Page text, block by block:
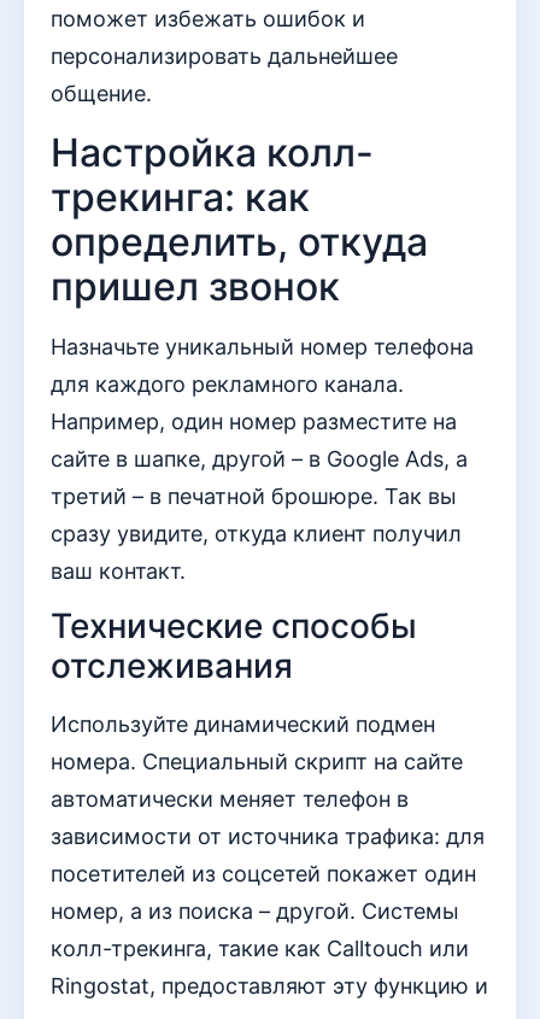
поможет избежать ошибок и
персонализировать дальнейшее
общение.
Настройка колл-
трекинга: как
определить, откуда
пришел звонок
Назначьте уникальный номер телефона
для каждого рекламного канала.
Например, один номер разместите на
сайте в шапке, другой – в Google Ads, а
третий – в печатной брошюре. Так вы
сразу увидите, откуда клиент получил
ваш контакт.
Технические способы
отслеживания
Используйте динамический подмен
номера. Специальный скрипт на сайте
автоматически меняет телефон в
зависимости от источника трафика: для
посетителей из соцсетей покажет один
номер, а из поиска – другой. Системы
колл-трекинга, такие как Calltouch или
Ringostat, предоставляют эту функцию и